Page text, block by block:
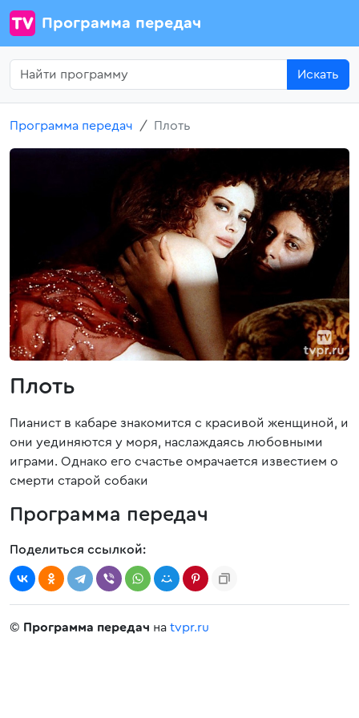
Программа передач
Искать
Программа передач Плоть
Плоть
Пианист в кабаре знакомится с красивой женщиной, и
они уединяются у моря, наслаждаясь любовными
играми. Однако его счастье омрачается известием о
смерти старой собаки
Программа передач
Поделиться ссылкой:
© Программа передач на tvpr.ru